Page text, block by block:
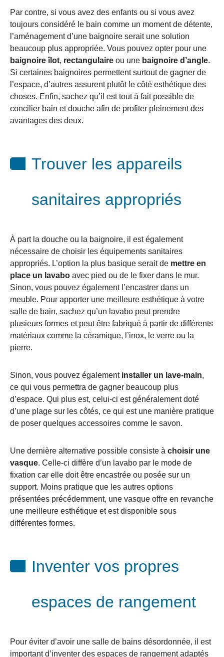
Par contre, si vous avez des enfants ou si vous avez
toujours considéré le bain comme un moment de détente,
l’aménagement d’une baignoire serait une solution
beaucoup plus appropriée. Vous pouvez opter pour une
baignoire îlot, rectangulaire ou une baignoire d’angle.
Si certaines baignoires permettent surtout de gagner de
l’espace, d’autres assurent plutôt le côté esthétique des
choses. Enfin, sachez qu’il est tout à fait possible de
concilier bain et douche afin de profiter pleinement des
avantages des deux.
Trouver les appareils
sanitaires appropriés
À part la douche ou la baignoire, il est également
nécessaire de choisir les équipements sanitaires
appropriés. L’option la plus basique serait de mettre en
place un lavabo avec pied ou de le fixer dans le mur.
Sinon, vous pouvez également l’encastrer dans un
meuble. Pour apporter une meilleure esthétique à votre
salle de bain, sachez qu’un lavabo peut prendre
plusieurs formes et peut être fabriqué à partir de différents
matériaux comme la céramique, l’inox, le verre ou la
pierre.
Sinon, vous pouvez également installer un lave-main,
ce qui vous permettra de gagner beaucoup plus
d’espace. Qui plus est, celui-ci est généralement doté
d’une plage sur les côtés, ce qui est une manière pratique
de poser quelques accessoires comme le savon.
Une dernière alternative possible consiste à choisir une
vasque. Celle-ci diffère d’un lavabo par le mode de
fixation car elle doit être encastrée ou posée sur un
support. Moins pratique que les autres options
présentées précédemment, une vasque offre en revanche
une meilleure esthétique et est disponible sous
différentes formes.
Inventer vos propres
espaces de rangement
Pour éviter d’avoir une salle de bains désordonnée, il est
important d’inventer des espaces de rangement adaptés